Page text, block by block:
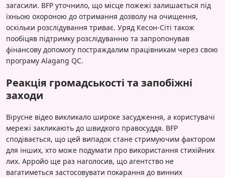
загасили. BFP уточнило, що місце пожежі залишається під
їхньою охороною до отримання дозволу на очищення,
оскільки розслідування триває. Уряд Кесон-Сіті також
пообіцяв підтримку розслідуванню та запропонував
фінансову допомогу постраждалим працівникам через свою
програму Alagang QC.
Реакція громадськості та запобіжні
заходи
Вірусне відео викликало широке засудження, а користувачі
мережі закликають до швидкого правосуддя. BFP
сподівається, що цей випадок стане стримуючим фактором
для інших, хто може подумати про використання стихійних
лих. Арройо ще раз наголосив, що агентство не
вагатиметься застосовувати покарання до винних